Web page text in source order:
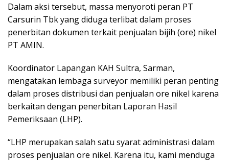
Dalam aksi tersebut, massa menyoroti peran PT
Carsurin Tbk yang diduga terlibat dalam proses
penerbitan dokumen terkait penjualan bijih (ore) nikel
PT AMIN.
Koordinator Lapangan KAH Sultra, Sarman,
mengatakan lembaga surveyor memiliki peran penting
dalam proses distribusi dan penjualan ore nikel karena
berkaitan dengan penerbitan Laporan Hasil
Pemeriksaan (LHP).
“LHP merupakan salah satu syarat administrasi dalam
proses penjualan ore nikel. Karena itu, kami menduga